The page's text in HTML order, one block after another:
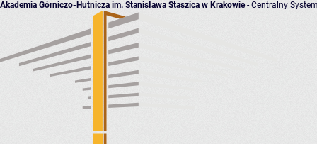
Akademia Górniczo-Hutnicza im. Stanisława Staszica w Krakowie- Centralny